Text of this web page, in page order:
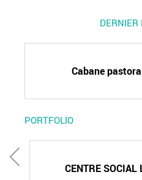
DERNIER
Cabane
PORTFOLIO
CENTRE SOCIAL